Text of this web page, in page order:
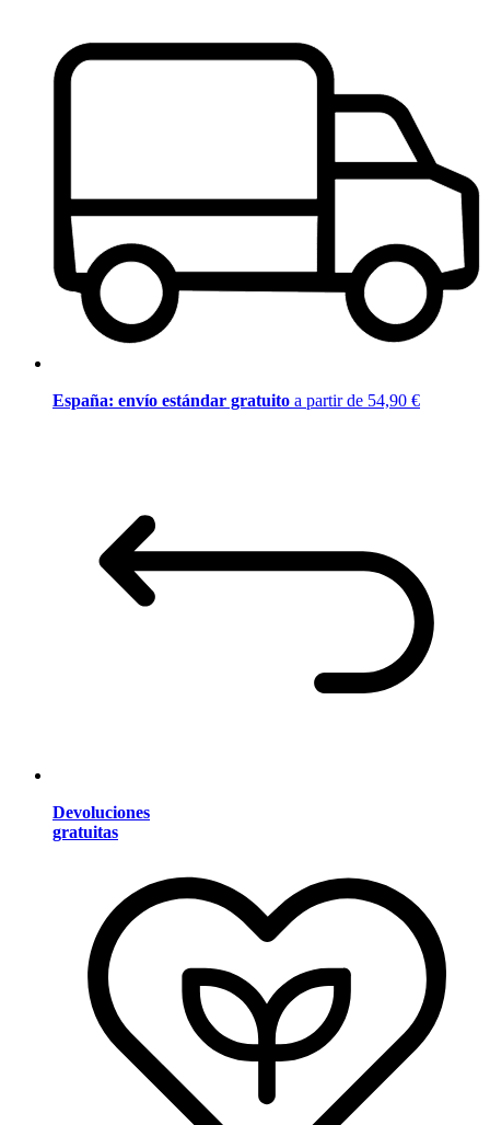
España: envío estándar gratuito a partir de 54,90 €
Devoluciones
gratuitas